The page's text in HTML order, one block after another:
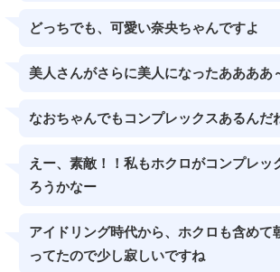
どっちでも、可愛い奈央ちゃんですよ
美人さんがさらに美人になったああああ
なおちゃんでもコンプレックスあるんだ
えー、素敵！！私もホクロがコンプレッ
ろうかなー
アイドリング時代から、ホクロも含めて
ってたので少し寂しいですね